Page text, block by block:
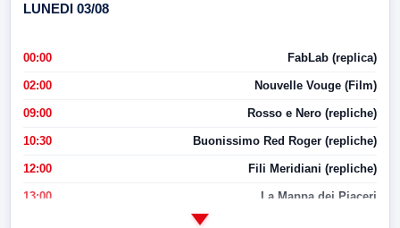
LUNEDI 03/08
00:00 FabLab (replica)
02:00 Nouvelle Vouge (Film)
09:00 Rosso e Nero (repliche)
10:30 Buonissimo Red Roger (repliche)
12:00 Fili Meridiani (repliche)
13:00 La Mappa dei Piaceri